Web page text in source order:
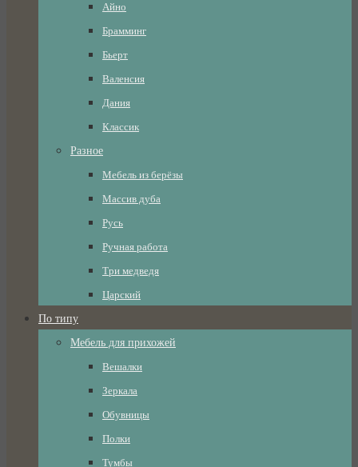
Айно
Брамминг
Бьерт
Валенсия
Дания
Классик
Разное
Мебель из берёзы
Массив дуба
Русь
Ручная работа
Три медведя
Царский
По типу
Мебель для прихожей
Вешалки
Зеркала
Обувницы
Полки
Тумбы